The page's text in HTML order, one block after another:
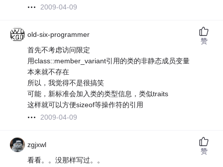
2009-04-09
old-six-programmer
首先不考虑访问限定
用class::member_variant引用的类的非静态成员变量
本来就不存在
所以，我觉得不是很搞笑
可能，新标准会加入类的类型信息，类似traits
这样就可以方便sizeof等操作符的引用
2009-04-09
赞
zgjxwl
看看。。没那样写过。。
赞